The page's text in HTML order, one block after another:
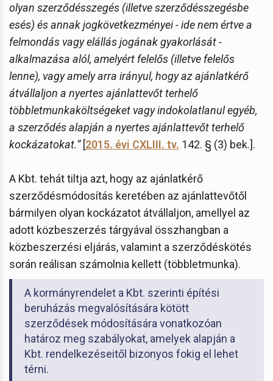
olyan szerződésszegés (illetve szerződésszegésbe
esés) és annak jogkövetkezményei - ide nem értve a
felmondás vagy elállás jogának gyakorlását -
alkalmazása alól, amelyért felelős (illetve felelős
lenne), vagy amely arra irányul, hogy az ajánlatkérő
átvállaljon a nyertes ajánlattevőt terhelő
többletmunkaköltségeket vagy indokolatlanul egyéb,
a szerződés alapján a nyertes ajánlattevőt terhelő
kockázatokat.”[2015. évi CXLIII. tv. 142. § (3) bek.].
A Kbt. tehát tiltja azt, hogy az ajánlatkérő
szerződésmódosítás keretében az ajánlattevőtől
bármilyen olyan kockázatot átvállaljon, amellyel az
adott közbeszerzés tárgyával összhangban a
közbeszerzési eljárás, valamint a szerződéskötés
során reálisan számolnia kellett (többletmunka).
A kormányrendelet a Kbt. szerinti építési
beruházás megvalósítására kötött
szerződések módosítására vonatkozóan
határoz meg szabályokat, amelyek alapján a
Kbt. rendelkezéseitől bizonyos fokig el lehet
térni.